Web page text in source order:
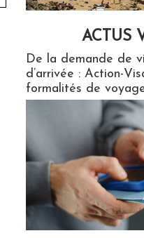
ACTUS
De la demande de
d’arrivée : Action-
formalités de